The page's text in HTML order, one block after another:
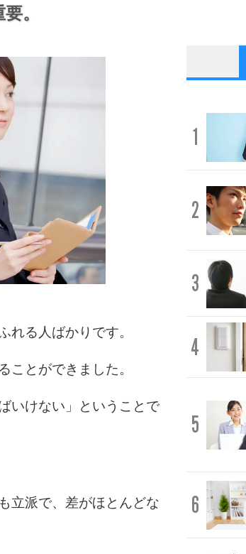
。
れる人ばかりです。
ことができました。
いけない」ということで
立派で、差がほとんどな
1
2
3
4
5
6